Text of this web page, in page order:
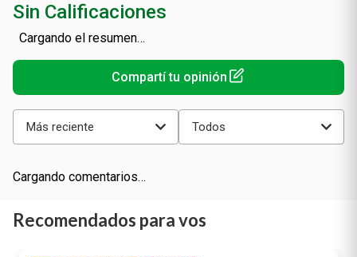
Sin Calificaciones
Cargando el resumen…
Más reciente Todos
Cargando comentarios…
Recomendados para vos